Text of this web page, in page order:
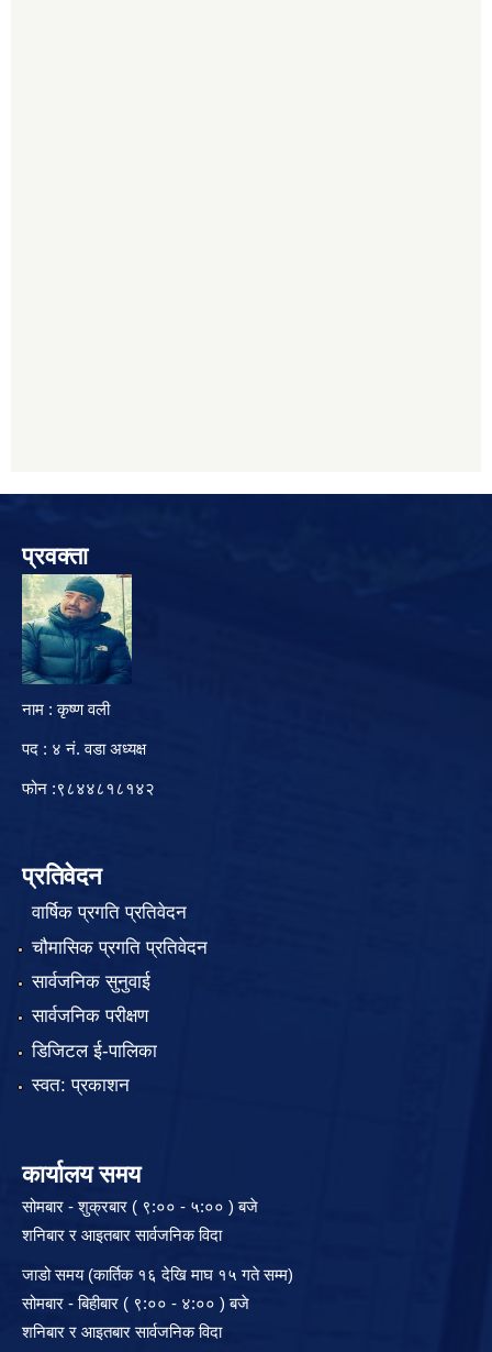
प्रवक्ता
नाम : कृष्ण वली
पद : ४ नं. वडा अध्यक्ष
फोन :९८४४८१८१४२
प्रतिवेदन
वार्षिक प्रगति प्रतिवेदन
चौमासिक प्रगति प्रतिवेदन
सार्वजनिक सुनुवाई
सार्वजनिक परीक्षण
डिजिटल ई-पालिका
स्वत: प्रकाशन
कार्यालय समय
सोमबार - शुक्रबार ( ९:०० - ५:०० ) बजे
शनिबार र आइतबार सार्वजनिक विदा
जाडो समय (कार्तिक १६ देखि माघ १५ गते सम्म)
सोमबार - बिहीबार ( ९:०० - ४:०० ) बजे
शनिबार र आइतबार सार्वजनिक विदा